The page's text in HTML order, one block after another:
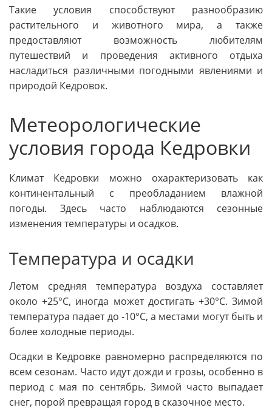
Такие условия способствуют разнообразию
растительного и животного мира, а также
предоставляют возможность любителям
путешествий и проведения активного отдыха
насладиться различными погодными явлениями и
природой Кедровок.
Метеорологические
условия города Кедровки
Климат Кедровки можно охарактеризовать как
континентальный с преобладанием влажной
погоды. Здесь часто наблюдаются сезонные
изменения температуры и осадков.
Температура и осадки
Летом средняя температура воздуха составляет
около +25°C, иногда может достигать +30°C. Зимой
температура падает до -10°C, а местами могут быть и
более холодные периоды.
Осадки в Кедровке равномерно распределяются по
всем сезонам. Часто идут дожди и грозы, особенно в
период с мая по сентябрь. Зимой часто выпадает
снег, порой превращая город в сказочное место.